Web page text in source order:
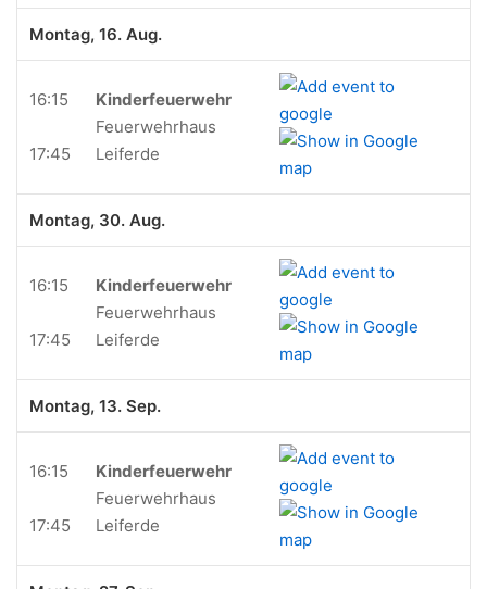
Montag, 16. Aug.
16:15
17:45
Kinderfeuerwehr
Feuerwehrhaus
Leiferde
Montag, 30. Aug.
16:15
17:45
Kinderfeuerwehr
Feuerwehrhaus
Leiferde
Montag, 13. Sep.
16:15
17:45
Kinderfeuerwehr
Feuerwehrhaus
Leiferde